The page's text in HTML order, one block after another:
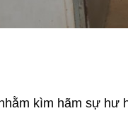
kìm hãm sự hư